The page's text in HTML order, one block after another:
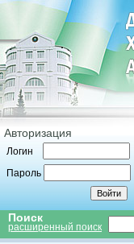
Авторизация
Логин
Пароль
Поиск
расширенный поиск